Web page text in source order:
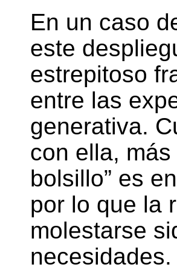
En un caso
este
estrepitoso
entre las
generativa.
con ella,
bolsillo” es
por lo que la
molestarse
necesidades.